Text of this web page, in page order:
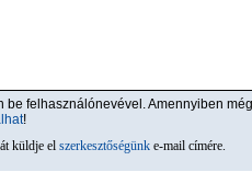
be felhasználónevével. Amennyiben
!
küldje el szerkesztőségünk e-mail címére.